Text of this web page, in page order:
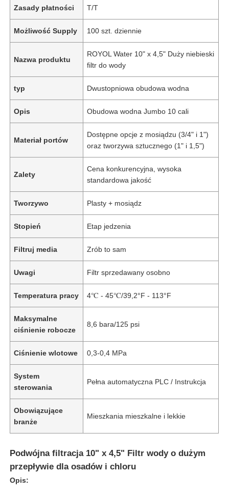
Dom
Zasady płatności T/T
Możliwość Supply 100 szt. dziennie
Nazwa produktu
ROYOL Water 10" x 4,5" Duży niebieski
filtr do wody
typ Dwustopniowa obudowa wodna
Opis Obudowa wodna Jumbo 10 cali
Materiał portów
Dostępne opcje z mosiądzu (3/4" i 1")
oraz tworzywa sztucznego (1" i 1,5")
Zalety
Cena konkurencyjna, wysoka
standardowa jakość
Tworzywo Plasty + mosiądz
Stopień Etap jedzenia
Filtruj media Zrób to sam
Uwagi Filtr sprzedawany osobno
Temperatura pracy 4℃ - 45℃/39,2°F - 113°F
Maksymalne
ciśnienie robocze
8,6 bara/125 psi
Ciśnienie wlotowe 0,3-0,4 MPa
System
sterowania
Pełna automatyczna PLC / Instrukcja
Obowiązujące
branże
Mieszkania mieszkalne i lekkie
Podwójna filtracja 10" x 4,5" Filtr wody o dużym
przepływie dla osadów i chloru
Opis: